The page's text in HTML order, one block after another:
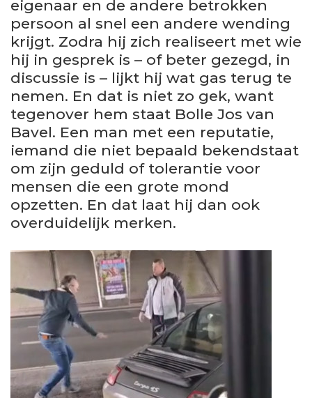
eigenaar en de andere betrokken
persoon al snel een andere wending
krijgt. Zodra hij zich realiseert met wie
hij in gesprek is – of beter gezegd, in
discussie is – lijkt hij wat gas terug te
nemen. En dat is niet zo gek, want
tegenover hem staat Bolle Jos van
Bavel. Een man met een reputatie,
iemand die niet bepaald bekendstaat
om zijn geduld of tolerantie voor
mensen die een grote mond
opzetten. En dat laat hij dan ook
overduidelijk merken.